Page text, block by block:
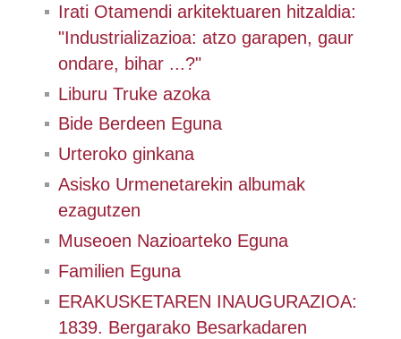
Irati Otamendi arkitektuaren hitzaldia:
"Industrializazioa: atzo garapen, gaur
ondare, bihar ...?"
Liburu Truke azoka
Bide Berdeen Eguna
Urteroko ginkana
Asisko Urmenetarekin albumak
ezagutzen
Museoen Nazioarteko Eguna
Familien Eguna
ERAKUSKETAREN INAUGURAZIOA:
1839. Bergarako Besarkadaren